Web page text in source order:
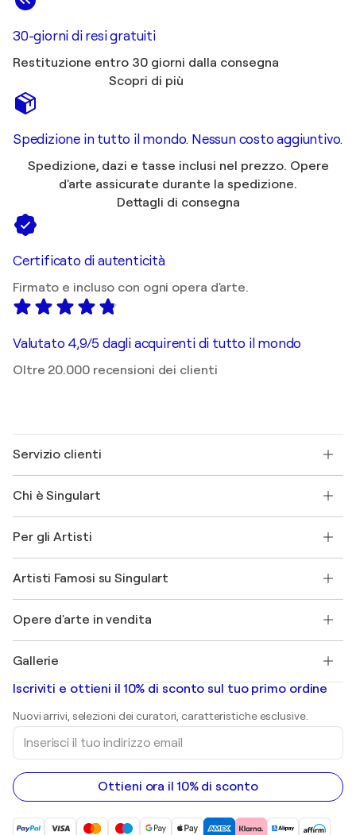
30-giorni di resi gratuiti
Restituzione entro 30 giorni dalla consegna
Scopri di più
Spedizione in tutto il mondo. Nessun costo aggiuntivo.
Spedizione, dazi e tasse inclusi nel prezzo. Opere
d'arte assicurate durante la spedizione.
Dettagli di consegna
Certificato di autenticità
Firmato e incluso con ogni opera d'arte.
Valutato 4,9/5 dagli acquirenti di tutto il mondo
Oltre 20.000 recensioni dei clienti
Servizio clienti
Spedizione
Offri una carta regalo
Partecipa al nostro programma commerciale
Il mio account
Protezione acquirente
+39 694500608
Chi è Singulart
FAQ
Magazine di Singulart
Lavori
Scopri arte originale selezionata
Per gli Artisti
Accedi come Artista
Artisti Famosi su Singulart
Marc Chagall
Banksy
Mr. Brainwash
Shepard Fairey
Opere d'arte in vendita
Quadri astratti in vendita
Dipinti di paesaggi
sculture
Dipinti acrilici
Gallerie
Gallerie d’arte in Italia
Iscriviti e ottieni il 10% di sconto sul tuo primo ordine
Nuovi arrivi, selezioni dei curatori, caratteristiche esclusive.
Inserisci
tuo
indirizzo
email
Ottieni ora il 10% di sconto